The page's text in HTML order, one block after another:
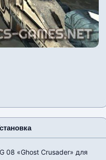
08 «Ghost Crusader» для